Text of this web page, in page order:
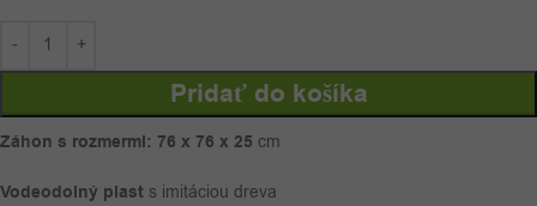
Pridať do košíka
Záhon s rozmermi: 76 x 76 x 25 cm
Vodeodolný plast s imitáciou dreva